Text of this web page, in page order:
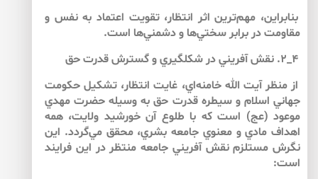
بنابراين، مهم‌ترين اثر انتظار، تقويت اعتماد به ‌نفس و
مقاومت در برابر سختي‌ها و دشمني‌ها است.
۴_۲. نقش آفريني در شكل‏گيري و گسترش قدرت حق
از منظر آيت الله خامنه‌اي، غايت انتظار، تشكيل حكومت
جهاني اسلام و سيطره قدرت حق به ‌وسيله حضرت مهدي
موعود (عج) است كه با طلوع آن خورشيد ولايت، همه
اهداف مادي و معنوي جامعه بشري، محقق مي‌گردد. اين
نگرش مستلزم نقش آفريني جامعه منتظر در اين فرايند
است: